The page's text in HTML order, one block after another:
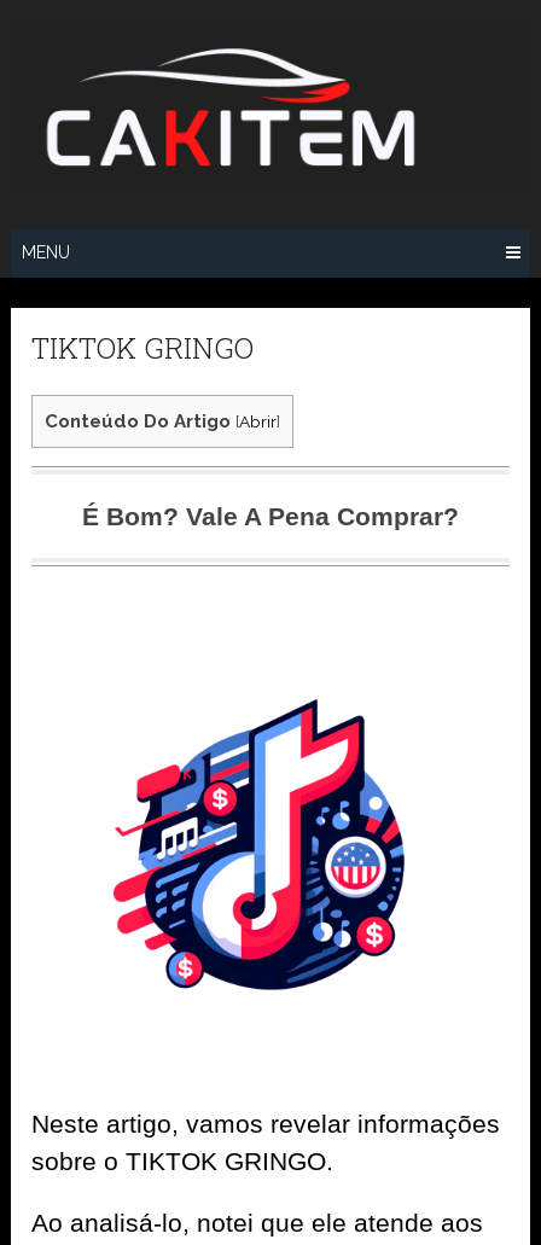
MENU
TIKTOK GRINGO
Conteúdo Do Artigo [Abrir]
É Bom? Vale A Pena Comprar?
Neste artigo, vamos revelar informações
sobre o TIKTOK GRINGO.
Ao analisá-lo, notei que ele atende aos